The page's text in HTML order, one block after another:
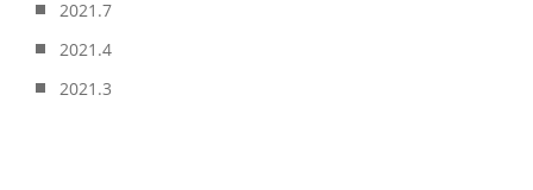
2021.7
2021.4
2021.3